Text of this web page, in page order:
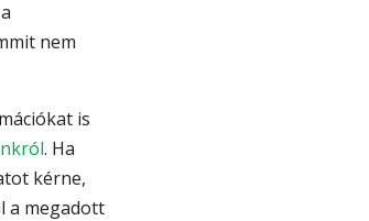
nem
is
. Ha
kérne,
a megadott